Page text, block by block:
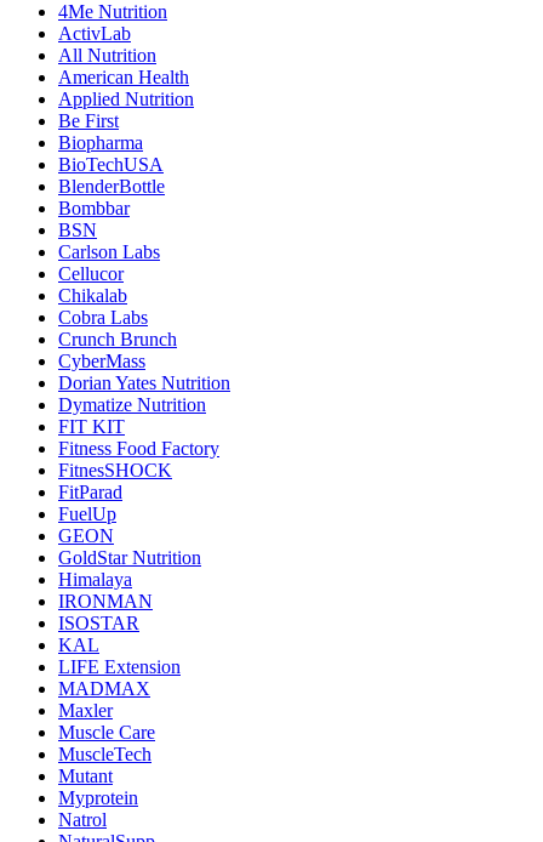
4Me Nutrition
ActivLab
All Nutrition
American Health
Applied Nutrition
Be First
Biopharma
BioTechUSA
BlenderBottle
Bombbar
BSN
Carlson Labs
Cellucor
Chikalab
Cobra Labs
Crunch Brunch
CyberMass
Dorian Yates Nutrition
Dymatize Nutrition
FIT KIT
Fitness Food Factory
FitnesSHOCK
FitParad
FuelUp
GEON
GoldStar Nutrition
Himalaya
IRONMAN
ISOSTAR
KAL
LIFE Extension
MADMAX
Maxler
Muscle Care
MuscleTech
Mutant
Myprotein
Natrol